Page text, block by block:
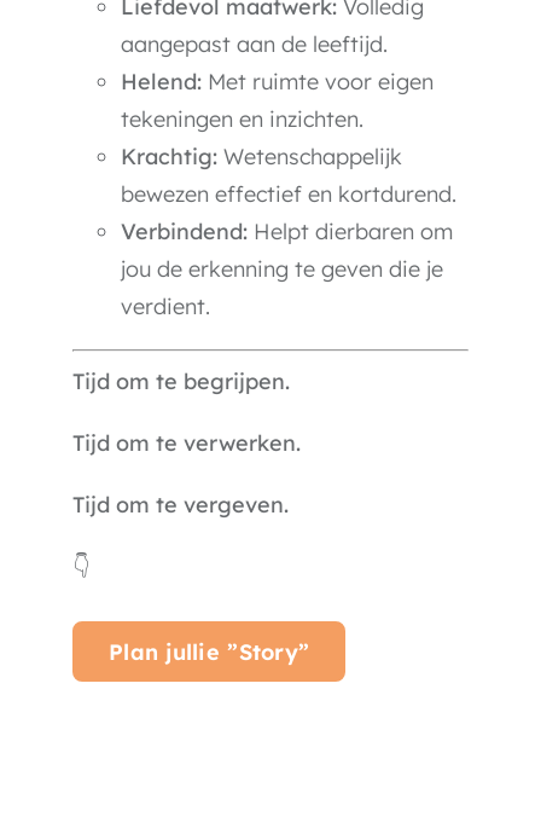
Liefdevol maatwerk: Volledig
aangepast aan de leeftijd.
Helend: Met ruimte voor eigen
tekeningen en inzichten.
Krachtig: Wetenschappelijk
bewezen effectief en kortdurend.
Verbindend: Helpt dierbaren om
jou de erkenning te geven die je
verdient.
Tijd om te begrijpen.
Tijd om te verwerken.
Tijd om te vergeven.
👇
Plan jullie ”Story”